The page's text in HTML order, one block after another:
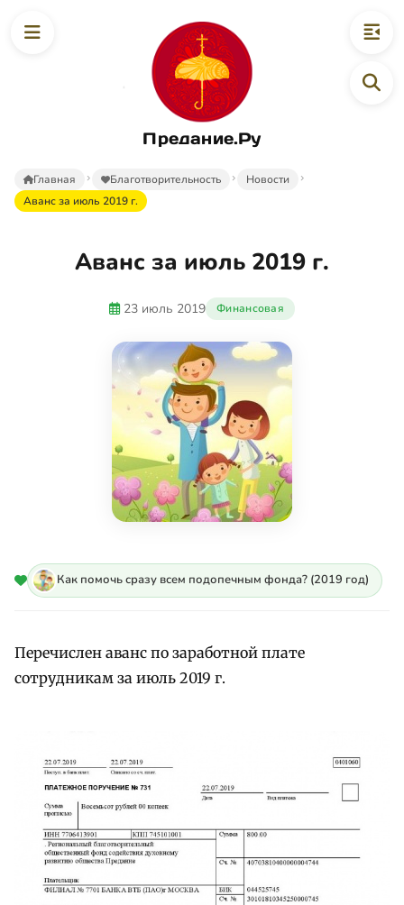
Предание.Ру
Главная Благотворительность
Новости
Аванс за июль 2019 г.
Аванс за июль 2019 г.
23 июль 2019 Финансовая
Как помочь сразу всем подопечным фонда? (2019 год)
Перечислен аванс по заработной плате
сотрудникам за июль 2019 г.